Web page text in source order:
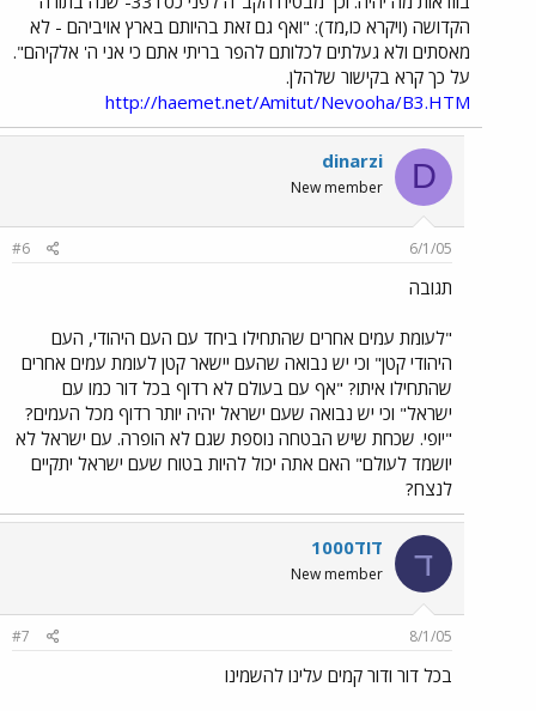
הקדושה (ויקרא כו,מד): "ואף גם זאת בהיותם בארץ אויביהם - לא
מאסתים ולא געלתים לכלותם להפר בריתי אתם כי אני ה' אלקיהם".
על כך קרא בקישור שלהלן.
http://haemet.net/Amitut/Nevooha/B3.HTM
D
dinarzi
New member
6/1/05
#6
תגובה
"לעומת עמים אחרים שהתחילו ביחד עם העם היהודי, העם
היהודי קטן" וכי יש נבואה שהעם יישאר קטן לעומת עמים אחרים
שהתחילו איתו? "אף עם בעולם לא רדוף בכל דור כמו עם
ישראל" וכי יש נבואה שעם ישראל יהיה יותר רדוף מכל העמים?
"יופי. שכחת שיש הבטחה נוספת שגם לא הופרה. עם ישראל לא
יושמד לעולם" האם אתה יכול להיות בטוח שעם ישראל יתקיים
לנצח?
ד דוד1000
New member
8/1/05
#7
בכל דור ודור קמים עלינו להשמינו